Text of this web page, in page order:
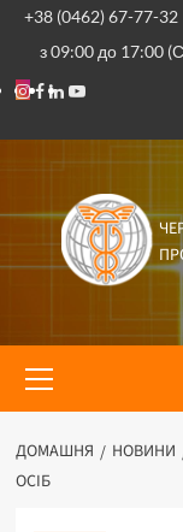
Перейти
вмісту
+38 (0462) 67-77-32
з 09:00 до 17:00
Instagram
Facebook
Linkedin
Youtube
меню
ДОМАШНЯ НОВИНИ
ОСІБ